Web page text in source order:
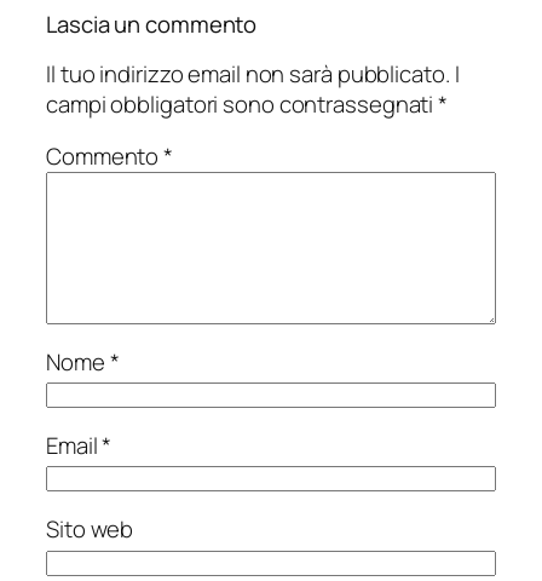
Lascia un commento
Il tuo indirizzo email non sarà pubblicato. I
campi obbligatori sono contrassegnati*
Commento*
Nome*
Email*
Sito web